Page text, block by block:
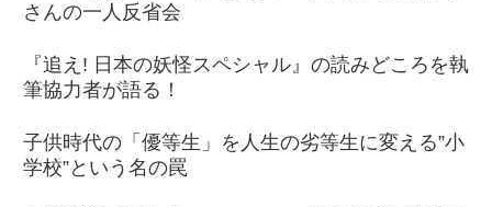
さんの一人反省会
『追え! 日本の妖怪スペシャル』の読みどころを執
筆協力者が語る！
子供時代の「優等生」を人生の劣等生に変える”小
学校”という名の罠